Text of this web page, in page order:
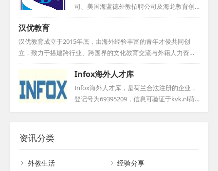
教研团队 、 优质教材和课程体系 ， 辅以多种外教辅修课程 ， 拓
展学生国际视野 。 我们拥有专业在线教学平台 ， 提供一站式高
品质外语学习方案 ， 值得您的信赖 。...
司、美国海蓝德外教招聘公司及海龙教育创
新研究院于一体，深耕国际化教育十余年，
北京、上海、武汉等地，专业提供外教招
聘、签证办理及教学管理等服务。我们坚持
选用合规母语外教，竭诚为客户提供优质教
育资源。...
汉优教育
汉优教育成立于2015年底，由海外经验丰富的青年才俊共同创
立，致力于搭建跨行业、跨国界的文化教育交流与外籍人力资源
服务平台。汉优积极拓展海外市场，构建全面的人才服务体系，
促进中西方文化交流与贸易合作。凭借专业的职业素养和技能，
汉优与欧美多所高校建立良好合作，稳定高质量的外籍人力资源
渠道。其汉语和英语培训得到广泛认可，汉语培训更受邀负责成
Infox海外人才库
Infox海外人才库，是荷兰合法注册的企业，
登记号为69395209，信息可验证于kvk.nl荷
献力量。我们根据用人单位的特定需求，精
资讯分类
外教生活
经验分享